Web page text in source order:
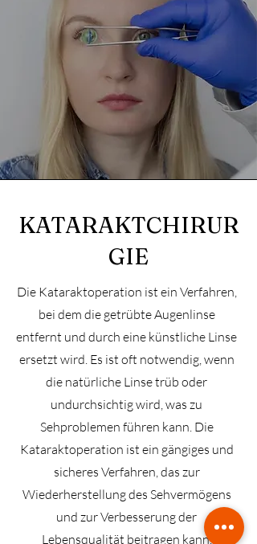
KATARAKTCHIRUR
GIE
Die Kataraktoperation ist ein Verfahren,
bei dem die getrübte Augenlinse
entfernt und durch eine künstliche Linse
ersetzt wird. Es ist oft notwendig, wenn
die natürliche Linse trüb oder
undurchsichtig wird, was zu
Sehproblemen führen kann. Die
Kataraktoperation ist ein gängiges und
sicheres Verfahren, das zur
Wiederherstellung des Sehvermögens
und zur Verbesserung der
Lebensqualität beitragen kann.